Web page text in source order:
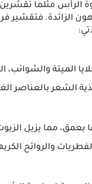
الرأس مثلما
الزائدة. فتقشير
الميتة
الشعر بالعناصر
مما يزيل الزيوت
والروائح